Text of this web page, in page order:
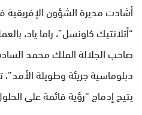
أشادت مديرة الشؤون الإفريقية
“أتلانتيك كاونسل”، راما ياد،
صاحب الجلالة الملك محمد
دبلوماسية جريئة وطويلة الأمد”،
يتيح إدماج “رؤية قائمة على